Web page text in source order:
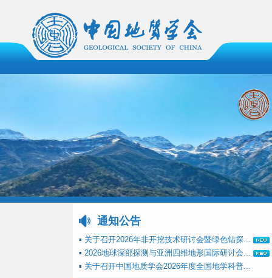
通知公告
▪ 关于召开2026年非开挖技术研讨会暨绿色钻探...
▪ 2026地球深部探测与亚洲四维地形国际研讨会...
▪ 关于召开中国地质学会2026年度全国地学科普...